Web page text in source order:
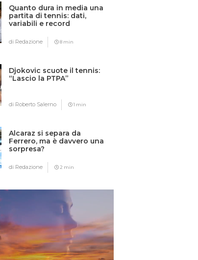
Quanto dura in media una
partita di tennis: dati,
variabili e record
di Redazione 8 min
Djokovic scuote il tennis:
“Lascio la PTPA”
di Roberto Salerno 1 min
Alcaraz si separa da
Ferrero, ma è davvero una
sorpresa?
di Redazione 2 min